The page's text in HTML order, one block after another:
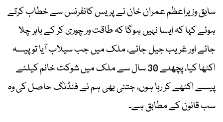
سابق وزیراعظم عمران خان نے پریس کانفرنس سے خطاب کرتے
ہوئے کہا کہ ایسا نہیں ہوگا کہ طاقت ور چوری کر کے باہر چلا
جائے اور غریب جیل جائے، ملک میں جب سیلاب آیا تو پیسہ
اکٹھا کیا، پچھلے 30 سال سے ملک میں شوکت خانم کیلئے
پیسے اکٹھے کر رہا ہوں، جتنی بھی ہم نے فنڈنگ حاصل کی وہ
سب قانون کے مطابق ہے۔